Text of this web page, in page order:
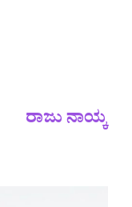
ರಾಜು ನಾಯ್ಕ